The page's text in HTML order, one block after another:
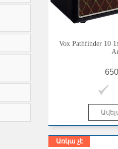
Vox Pathfinder 10
Առկա չէ